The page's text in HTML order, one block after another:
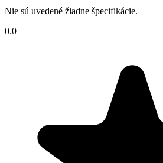
Nie sú uvedené žiadne špecifikácie.
0.0